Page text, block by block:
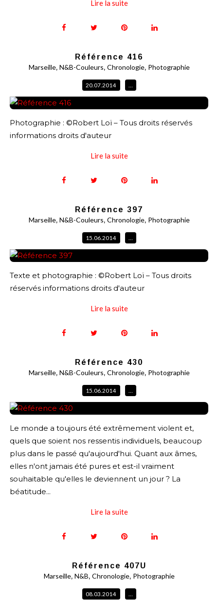
Lire la suite
Référence 416
Marseille, N&B-Couleurs, Chronologie, Photographie
20.07.2014 …
Photographie : ©Robert Loï – Tous droits réservés
informations droits d'auteur
Lire la suite
Référence 397
Marseille, N&B-Couleurs, Chronologie, Photographie
15.06.2014 …
Texte et photographie : ©Robert Loï – Tous droits
réservés informations droits d'auteur
Lire la suite
Référence 430
Marseille, N&B-Couleurs, Chronologie, Photographie
15.06.2014 …
Le monde a toujours été extrêmement violent et,
quels que soient nos ressentis individuels, beaucoup
plus dans le passé qu'aujourd'hui. Quant aux âmes,
elles n'ont jamais été pures et est-il vraiment
souhaitable qu'elles le deviennent un jour ? La
béatitude...
Lire la suite
Référence 407U
Marseille, N&B, Chronologie, Photographie
08.03.2014 …